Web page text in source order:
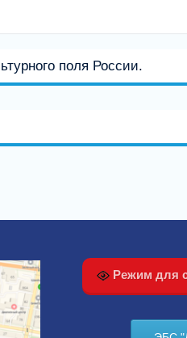
поля России.
Режим для